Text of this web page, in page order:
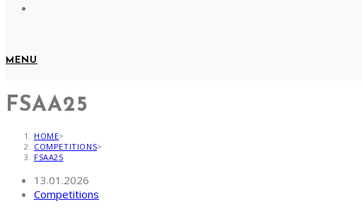
MENU
FSAA25
HOME>
COMPETITIONS>
FSAA25
13.01.2026
Competitions